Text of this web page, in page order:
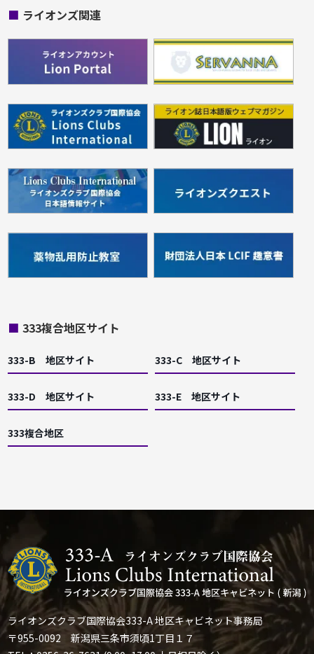
■ ライオンズ関連
■ 333複合地区サイト
333-B 地区サイト 333-C 地区サイト
333-D 地区サイト 333-E 地区サイト
333複合地区
ライオンズクラブ国際協会333-A 地区キャビネット事務局
〒955-0092 新潟県三条市須頃1丁目１７